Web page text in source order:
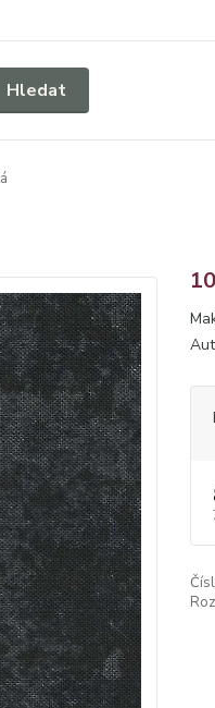
Hledat